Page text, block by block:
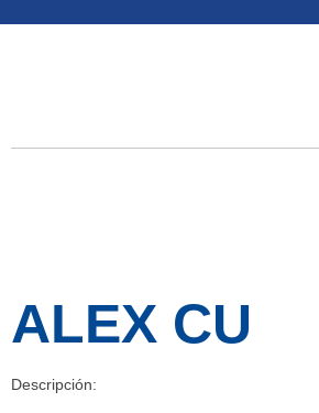
ALEX CU
Descripción: